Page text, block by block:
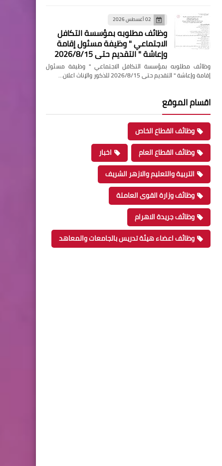
02 أغسطس 2026
وظائف مطلوبه بمؤسسة التكافل
الاجتماعي " وظيفة مسئول إقامة
وإعاشة " التقديم حتى 2026/8/15
وظائف مطلوبه بمؤسسة التكافل الاجتماعي " وظيفة مسئول
إقامة وإعاشة " التقديم حتى 2026/8/15 للذكور والإناث اعلان…
اقسام الموقع
وظائف القطاع الخاص
وظائف القطاع العام
اخبار
التربية والتعليم والازهر الشريف
وظائف وزارة القوى العاملة
وظائف جريدة الاهرام
وظائف اعضاء هيئة تدريس بالجامعات والمعاهد